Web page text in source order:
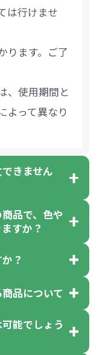
は行けませ
ります。ご了
、使用期間と
よって異なり
きません
注文可能数
個の場合
品で、色や
すか？
ラベルがつい
可となって
？
いますが商
り混ぜ」のラ
取混ぜ」な
品について
ルが付いて
能でしょう